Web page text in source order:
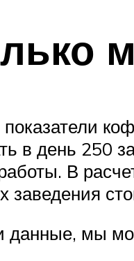
в день 250
В
заведения
данные, мы